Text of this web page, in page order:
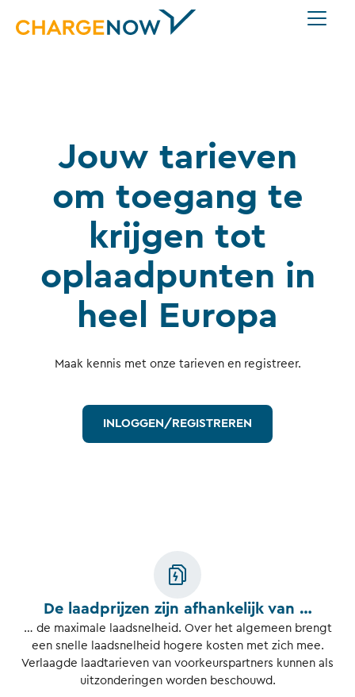
Jouw tarieven
om toegang te
krijgen tot
oplaadpunten in
heel Europa
Maak kennis met onze tarieven en registreer.
INLOGGEN/REGISTREREN
De laadprijzen zijn afhankelijk van …
… de maximale laadsnelheid. Over het algemeen brengt
een snelle laadsnelheid hogere kosten met zich mee.
Verlaagde laadtarieven van voorkeurspartners kunnen als
uitzonderingen worden beschouwd.